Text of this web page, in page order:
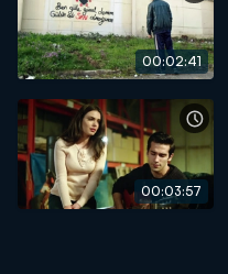
00:02:41
00:03:57